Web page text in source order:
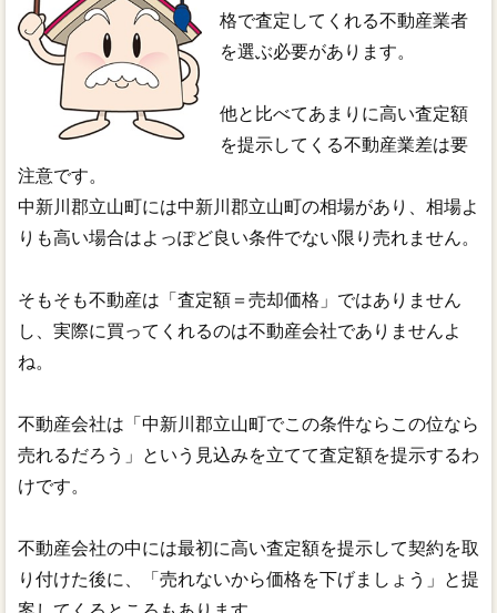
格で査定してくれる不動産業者
を選ぶ必要があります。
他と比べてあまりに高い査定額
を提示してくる不動産業差は要
注意です。
中新川郡立山町には中新川郡立山町の相場があり、相場よ
りも高い場合はよっぽど良い条件でない限り売れません。
そもそも不動産は「査定額＝売却価格」ではありません
し、実際に買ってくれるのは不動産会社でありませんよ
ね。
不動産会社は「中新川郡立山町でこの条件ならこの位なら
売れるだろう」という見込みを立てて査定額を提示するわ
けです。
不動産会社の中には最初に高い査定額を提示して契約を取
り付けた後に、「売れないから価格を下げましょう」と提